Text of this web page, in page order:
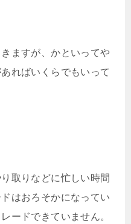
ますが、かといってや
ればいくらでもいって
取りなどに忙しい時間
はおろそかになってい
ードできていません。